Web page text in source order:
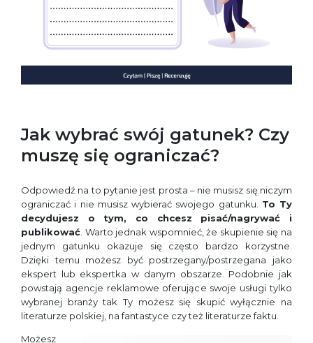
Jak wybrać swój gatunek? Czy
muszę się ograniczać?
Odpowiedź na to pytanie jest prosta – nie musisz się niczym
ograniczać i nie musisz wybierać swojego gatunku. To Ty
decydujesz o tym, co chcesz pisać/nagrywać i
publikować . Warto jednak wspomnieć, że skupienie się na
jednym gatunku okazuje się często bardzo korzystne.
Dzięki temu możesz być postrzegany/postrzegana jako
ekspert lub ekspertka w danym obszarze. Podobnie jak
powstają agencje reklamowe oferujące swoje usługi tylko
wybranej branży tak Ty możesz się skupić wyłącznie na
literaturze polskiej, na fantastyce czy też literaturze faktu.
Możesz